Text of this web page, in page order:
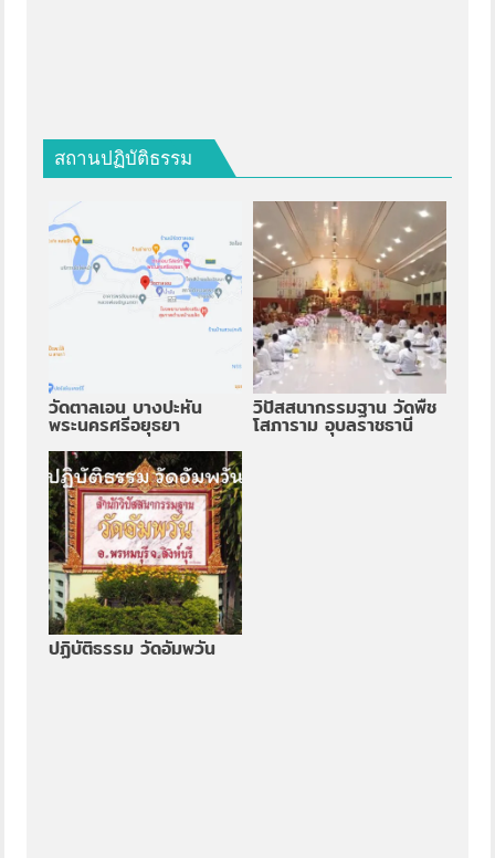
สถานปฏิบัติธรรม
วัดตาลเอน บางปะหัน
พระนครศรีอยุธยา
วิปัสสนากรรมฐาน วัดพืช
โสภาราม อุบลราชธานี
ปฏิบัติธรรม วัดอัมพวัน